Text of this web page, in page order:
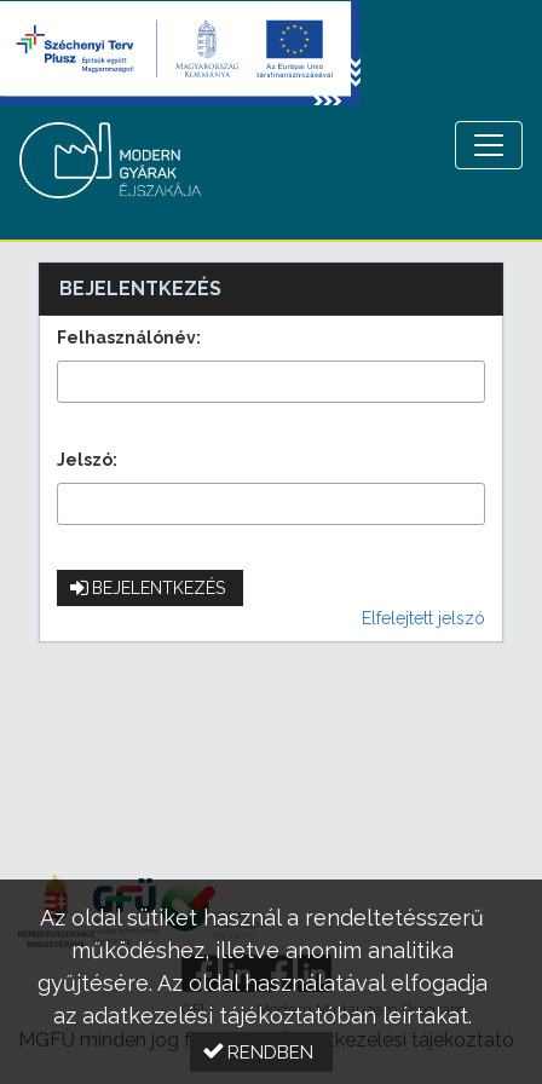
BEJELENTKEZÉS
Felhasználónév:
Jelszó:
BEJELENTKEZÉS
Elfelejtett jelszó
GFÜ Modern Mintaüzem Program
MGFÜ minden jog fenntartva |Adatkezelési tájékoztató
Az oldal sütiket használ a rendeltetésszerű
működéshez, illetve anonim analitika
gyűjtésére. Az oldal használatával elfogadja
az adatkezelési tájékoztatóban leírtakat.
RENDBEN